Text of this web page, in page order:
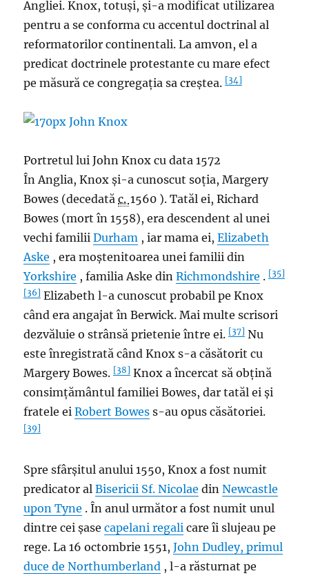
Angliei. Knox, totuși, și-a modificat utilizarea
pentru a se conforma cu accentul doctrinal al
reformatorilor continentali. La amvon, el a
predicat doctrinele protestante cu mare efect
pe măsură ce congregația sa creștea.[34]
Portretul lui John Knox cu data 1572
În Anglia, Knox și-a cunoscut soția, Margery
Bowes (decedatăc. 1560 ). Tatăl ei, Richard
Bowes (mort în 1558), era descendent al unei
vechi familiiDurham , iar mama ei,Elizabeth
Aske , era moștenitoarea unei familii din
Yorkshire , familia Aske dinRichmondshire .[35]
[36] Elizabeth l-a cunoscut probabil pe Knox
când era angajat în Berwick. Mai multe scrisori
dezvăluie o strânsă prietenie între ei.[37] Nu
este înregistrată când Knox s-a căsătorit cu
Margery Bowes.[38] Knox a încercat să obțină
consimțământul familiei Bowes, dar tatăl ei și
fratele eiRobert Bowes s-au opus căsătoriei.
[39]
Spre sfârșitul anului 1550, Knox a fost numit
predicator alBisericii Sf. Nicolae dinNewcastle
upon Tyne . În anul următor a fost numit unul
dintre cei șasecapelani regali care îi slujeau pe
rege. La 16 octombrie 1551,John Dudley, primul
duce de Northumberland , l-a răsturnat pe